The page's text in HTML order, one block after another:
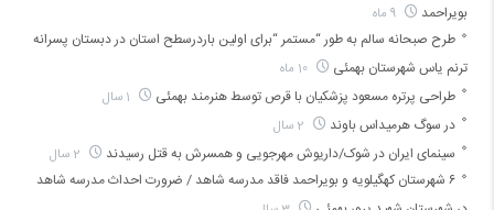
بویراحمد
طرح صبحانه سالم به طور “مستمر “برای اولین باردرسطح استان در دبستان پسرانه
ترنم یاس شهرستان بهمئی
طراحی پرتره مسعود پزشکیان با قرص توسط هنرمند بهمئی
در سوگ هرمیداس باوند
سینمای ایران در شوک/داریوش مهرجویی و همسرش به قتل رسیدند
۶ شهرستان کهگیلویه و بویراحمد فاقد مدرسه شاهد / ضرورت احداث مدرسه شاهد